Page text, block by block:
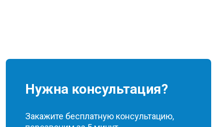
Нужна консультация?
Закажите бесплатную консультацию,